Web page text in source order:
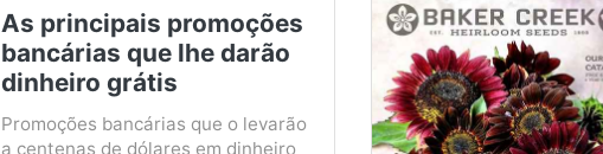
As principais promoções
bancárias que lhe darão
dinheiro grátis
Promoções bancárias que o levarão
a centenas de dólares em dinheiro